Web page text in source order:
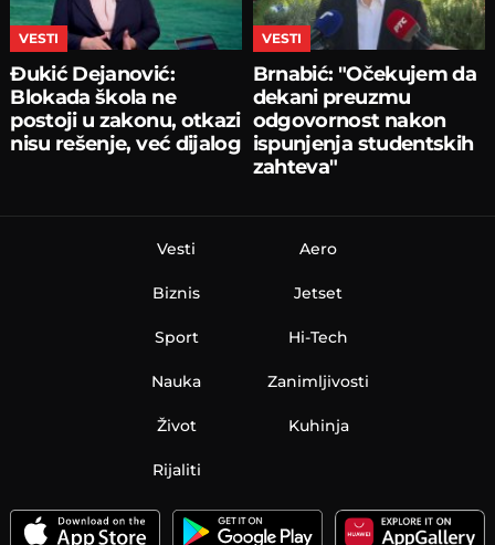
VESTI
Đukić Dejanović:
Blokada škola ne
postoji u zakonu, otkazi
nisu rešenje, već dijalog
VESTI
Brnabić: "Očekujem da
dekani preuzmu
odgovornost nakon
ispunjenja studentskih
zahteva"
Vesti
Biznis
Sport
Nauka
Aero
Jetset
Hi-Tech
Zanimljivosti
Život Kuhinja
Rijaliti